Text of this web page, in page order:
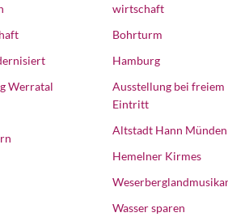
Werratal
wirtschaft
Bohrturm
Hamburg
Ausstellung bei freiem
Eintritt
Altstadt Hann Münden
Hemelner Kirmes
Wasser sparen